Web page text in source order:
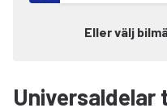
Eller välj
Universaldelar